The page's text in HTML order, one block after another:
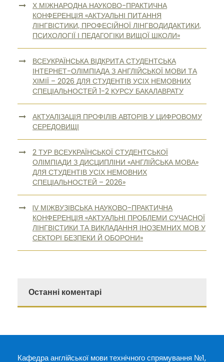
Х МІЖНАРОДНА НАУКОВО-ПРАКТИЧНА
КОНФЕРЕНЦІЯ «АКТУАЛЬНІ ПИТАННЯ
ЛІНГВІСТИКИ, ПРОФЕСІЙНОЇ ЛІНГВОДИДАКТИКИ,
ПСИХОЛОГІЇ І ПЕДАГОГІКИ ВИЩОЇ ШКОЛИ»
ВСЕУКРАЇНСЬКА ВІДКРИТА СТУДЕНТСЬКА
ІНТЕРНЕТ-ОЛІМПІАДА З АНГЛІЙСЬКОЇ МОВИ ТА
ХІМІЇ – 2026 ДЛЯ СТУДЕНТІВ УСІХ НЕМОВНИХ
СПЕЦІАЛЬНОСТЕЙ 1-2 КУРСУ БАКАЛАВРАТУ
АКТУАЛІЗАЦІЯ ПРОФІЛІВ АВТОРІВ У ЦИФРОВОМУ
СЕРЕДОВИЩІ
2 ТУР ВСЕУКРАЇНСЬКОЇ СТУДЕНТСЬКОЇ
ОЛІМПІАДИ З ДИСЦИПЛІНИ «АНГЛІЙСЬКА МОВА»
ДЛЯ СТУДЕНТІВ УСІХ НЕМОВНИХ
СПЕЦІАЛЬНОСТЕЙ – 2026»
IV МІЖВУЗІВСЬКА НАУКОВО-ПРАКТИЧНА
КОНФЕРЕНЦІЯ «АКТУАЛЬНІ ПРОБЛЕМИ СУЧАСНОЇ
ЛІНГВІСТИКИ ТА ВИКЛАДАННЯ ІНОЗЕМНИХ МОВ У
СЕКТОРІ БЕЗПЕКИ Й ОБОРОНИ»
Останні коментарі
Кафедра англійської мови технічного спрямування №1,